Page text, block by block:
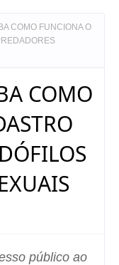
COMO FUNCIONA O
COMO
público ao